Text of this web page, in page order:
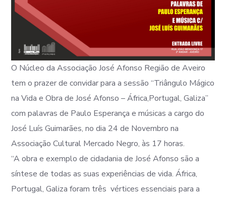
O Núcleo da Associação José Afonso Região de Aveiro
tem o prazer de convidar para a sessão “Triângulo Mágico
na Vida e Obra de José Afonso – África,Portugal, Galiza”
com palavras de Paulo Esperança e músicas a cargo do
José Luís Guimarães, no dia 24 de Novembro na
Associação Cultural Mercado Negro, às 17 horas.
“A obra e exemplo de cidadania de José Afonso são a
síntese de todas as suas experiências de vida. África,
Portugal, Galiza foram três vértices essenciais para a